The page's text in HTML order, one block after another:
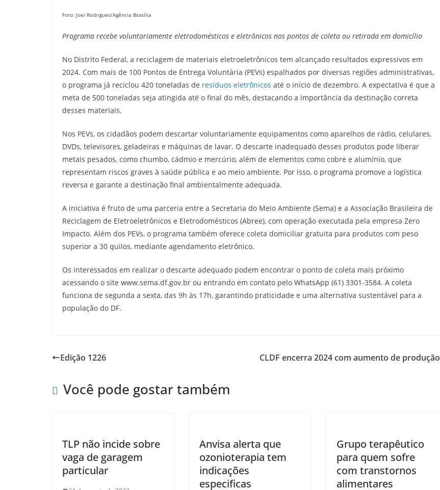
Foto: Joel Rodrigues/Agência Brasília
Programa recebe voluntariamente eletrodomésticos e eletrônicos nos pontos de coleta ou retirada em domicílio
No Distrito Federal, a reciclagem de materiais eletroeletrônicos tem alcançado resultados expressivos em
2024. Com mais de 100 Pontos de Entrega Voluntária (PEVs) espalhados por diversas regiões administrativas,
o programa já reciclou 420 toneladas de resíduos eletrônicos até o início de dezembro. A expectativa é que a
meta de 500 toneladas seja atingida até o final do mês, destacando a importância da destinação correta
desses materiais.
Nos PEVs, os cidadãos podem descartar voluntariamente equipamentos como aparelhos de rádio, celulares,
DVDs, televisores, geladeiras e máquinas de lavar. O descarte inadequado desses produtos pode liberar
metais pesados, como chumbo, cádmio e mercúrio, além de elementos como cobre e alumínio, que
representam riscos graves à saúde pública e ao meio ambiente. Por isso, o programa promove a logística
reversa e garante a destinação final ambientalmente adequada.
A iniciativa é fruto de uma parceria entre a Secretaria do Meio Ambiente (Sema) e a Associação Brasileira de
Reciclagem de Eletroeletrônicos e Eletrodomésticos (Abree), com operação executada pela empresa Zero
Impacto. Além dos PEVs, o programa também oferece coleta domiciliar gratuita para produtos com peso
superior a 30 quilos, mediante agendamento eletrônico.
Os interessados em realizar o descarte adequado podem encontrar o ponto de coleta mais próximo
acessando o site www.sema.df.gov.br ou entrando em contato pelo WhatsApp (61) 3301-3584. A coleta
funciona de segunda a sexta, das 9h às 17h, garantindo praticidade e uma alternativa sustentável para a
população do DF.
Edição 1226 CLDF encerra 2024 com aumento de produção
Você pode gostar também
TLP não incide sobre
vaga de garagem
particular
Anvisa alerta que
ozonioterapia tem
indicações
especificas
Grupo terapêutico
para quem sofre
com transtornos
alimentares